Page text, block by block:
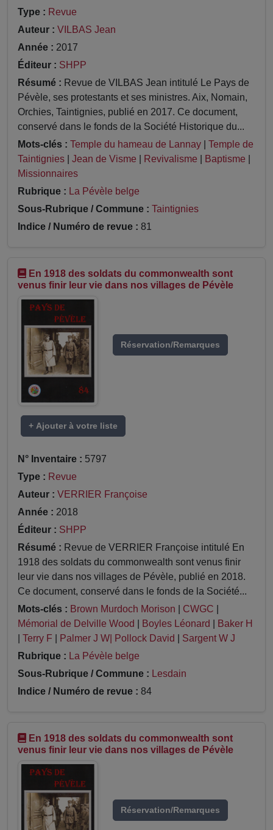
Type : Revue
Auteur : VILBAS Jean
Année : 2017
Éditeur : SHPP
Résumé : Revue de VILBAS Jean intitulé Le Pays de
Pévèle, ses protestants et ses ministres. Aix, Nomain,
Orchies, Taintignies, publié en 2017. Ce document,
conservé dans le fonds de la Société Historique du...
Mots-clés : Temple du hameau de Lannay
Temple de
Taintignies
Jean de Visme Revivalisme Baptisme
Missionnaires
Rubrique : La Pévèle belge
Sous-Rubrique / Commune : Taintignies
Indice / Numéro de revue : 81
En 1918 des soldats du commonwealth sont
venus finir leur vie dans nos villages de Pévèle
Réservation/Remarques
+ Ajouter à votre liste
N° Inventaire : 5797
Type : Revue
Auteur : VERRIER Françoise
Année : 2018
Éditeur : SHPP
Résumé : Revue de VERRIER Françoise intitulé En
1918 des soldats du commonwealth sont venus finir
leur vie dans nos villages de Pévèle, publié en 2018.
Ce document, conservé dans le fonds de la Société...
Mots-clés : Brown Murdoch Morison CWGC
Mémorial de Delville Wood
Boyles Léonard
Baker H
Terry F Palmer J W| Pollock David
Sargent W J
Rubrique : La Pévèle belge
Sous-Rubrique / Commune : Lesdain
Indice / Numéro de revue : 84
En 1918 des soldats du commonwealth sont
venus finir leur vie dans nos villages de Pévèle
Réservation/Remarques